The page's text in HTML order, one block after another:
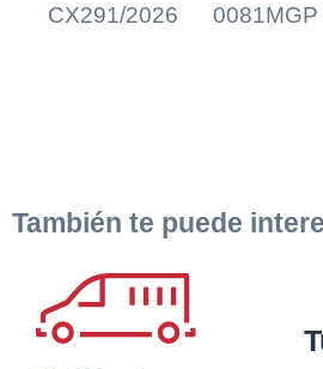
CX291/2026 0081MGP
También te puede